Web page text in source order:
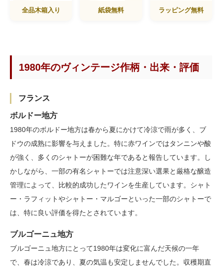
全品木箱入り 紙袋無料 ラッピング無料
1980年のヴィンテージ作柄・出来・評価
フランス
ボルドー地方
1980年のボルドー地方は春から夏にかけて冷涼で雨が多く、ブ
ドウの成熟に影響を与えました。特に赤ワインではタンニンや酸
が強く、多くのシャトーが困難な年であると報告しています。し
かしながら、一部の有名シャトーでは注意深い選果と厳格な醸造
管理によって、比較的成功したワインを生産しています。シャト
ー・ラフィットやシャトー・マルゴーといった一部のシャトーで
は、特に良い評価を得たとされています。
ブルゴーニュ地方
ブルゴーニュ地方にとって1980年は変化に富んだ天候の一年
で、春は冷涼であり、夏の気温も安定しませんでした。収穫期直